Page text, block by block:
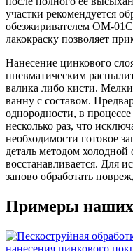
участки рекомендуется
обезжиривателем ОМ-
лакокраску позволяет
Нанесение цинкового
пневматическим
валика либо кисти.
ванну с составом.
однородности, в
несколько раз, что
необходимости готовое
деталь методом холодной
восстанавливается. Для
заново обработать
Примеры наших